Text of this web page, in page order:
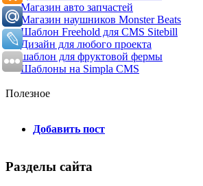
Магазин авто запчастей
Магазин наушников Monster Beats
Шаблон Freehold для CMS Sitebill
Дизайн для любого проекта
шаблон для фруктовой фермы
Шаблоны на Simpla CMS
Полезное
Добавить пост
Разделы сайта